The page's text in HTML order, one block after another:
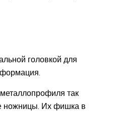
головкой для
так
ножницы. Их фишка в